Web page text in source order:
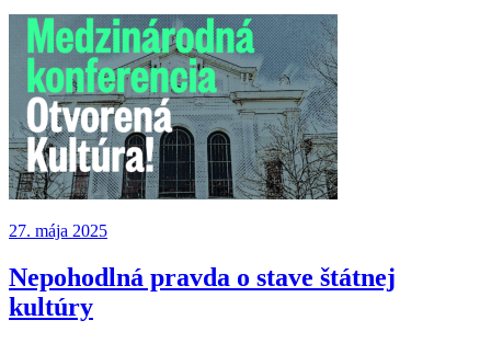
27. mája 2025
Nepohodlná pravda o stave štátnej
kultúry